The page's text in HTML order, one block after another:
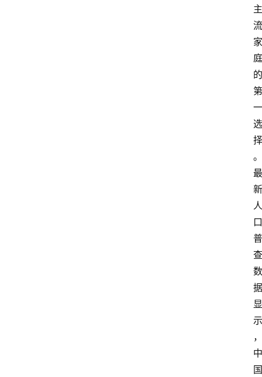
主
流
家
庭
的
第
一
选
择
。
最
新
人
口
普
查
数
据
显
示
，
中
国